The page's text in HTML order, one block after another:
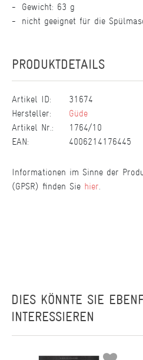
Gewicht: 63 g
nicht geeignet für die
PRODUKTDETAILS
Artikel ID:
31674
Hersteller:
Güde
Artikel Nr.:
1764/10
EAN:
4006214176445
Informationen im Sinne der
(GPSR) finden Sie hier
DIES KÖNNTE SIE
INTERESSIEREN